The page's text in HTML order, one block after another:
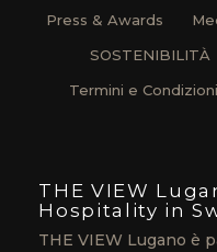
Press & Awards
SOSTENIBILITÀ
Termini e Condizioni
THE VIEW
Hospitality in
THE VIEW Lugano è